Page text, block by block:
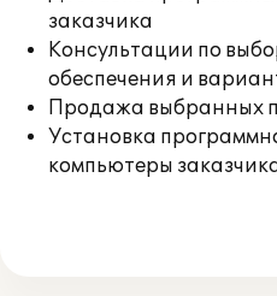
заказчика
Консультации по
обеспечения и
Продажа выбранных
Установка
компьютеры